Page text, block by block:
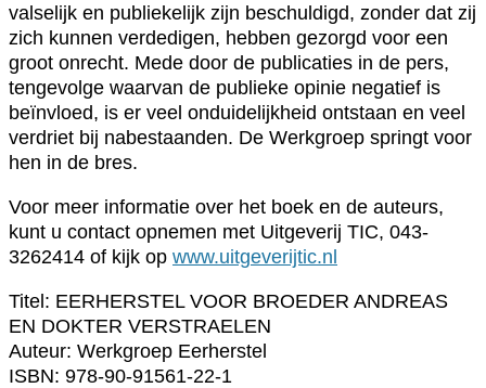
valselijk en publiekelijk zijn beschuldigd, zonder dat zij
zich kunnen verdedigen, hebben gezorgd voor een
groot onrecht. Mede door de publicaties in de pers,
tengevolge waarvan de publieke opinie negatief is
beïnvloed, is er veel onduidelijkheid ontstaan en veel
verdriet bij nabestaanden. De Werkgroep springt voor
hen in de bres.
Voor meer informatie over het boek en de auteurs,
kunt u contact opnemen met Uitgeverij TIC, 043-
3262414 of kijk op www.uitgeverijtic.nl
Titel: EERHERSTEL VOOR BROEDER ANDREAS
EN DOKTER VERSTRAELEN
Auteur: Werkgroep Eerherstel
ISBN: 978-90-91561-22-1